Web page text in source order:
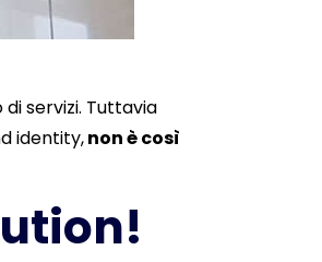
servizi. Tuttavia
identity,non è così